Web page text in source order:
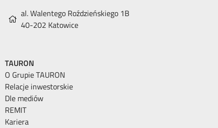
al. Walentego Roździeńskiego 1B
40-202 Katowice
TAURON
O Grupie TAURON
Relacje inwestorskie
Dle mediów
REMIT
Kariera